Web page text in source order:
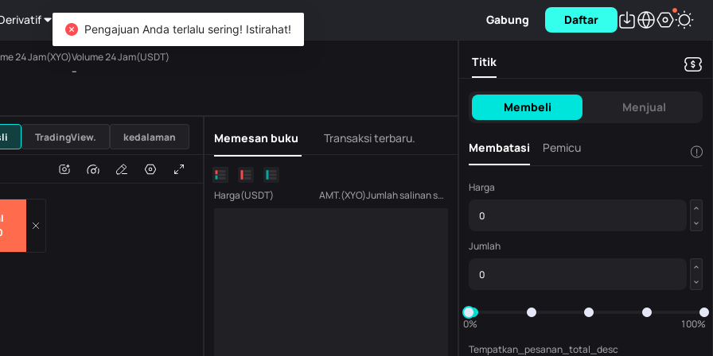
Kekayaan Gabung Daftar
24 Jam(XYO)Volume 24 Jam(USDT)
--
USDT
Volume
TradingView. kedalaman Memesan buku Transaksi terbaru.
Harga(USDT) AMT.(XYO) Jumlah salinan saat ini XYO)
Titik
Membeli Menjual
Membatasi Pemicu !
Harga
Jumlah
0%
100%
Tempatkan_pesanan_total_desc
Pengajuan Anda terlalu sering! Istirahat!